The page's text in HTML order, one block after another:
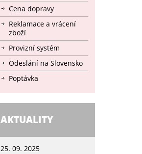
Cena dopravy
Reklamace a vrácení
zboží
Provizní systém
Odeslání na Slovensko
Poptávka
AKTUALITY
25. 09. 2025